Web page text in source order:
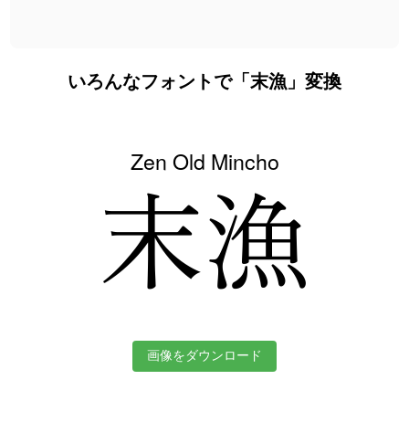
いろんなフォントで「末漁」変換
Zen Old Mincho
末漁
画像をダウンロード